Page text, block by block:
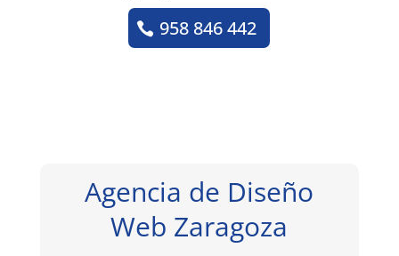
958 846 442
Agencia de Diseño
Web Zaragoza